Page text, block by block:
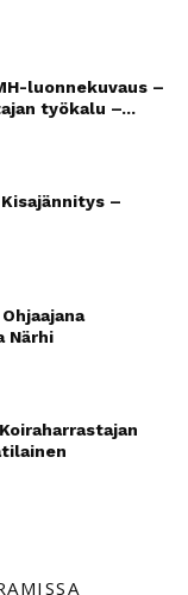
luonnekuvaus –
työkalu –...
–
Närhi